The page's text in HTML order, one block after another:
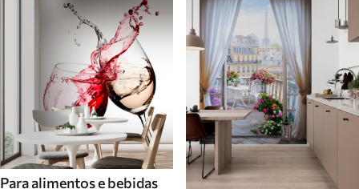
Para alimentos e bebidas